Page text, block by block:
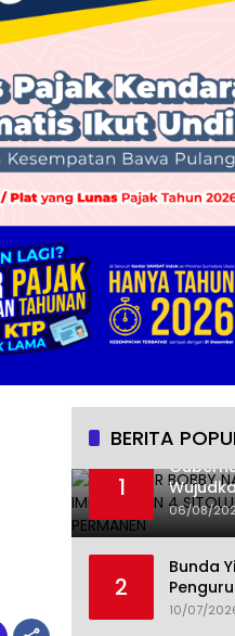
BERITA
1
Sitolu
06/08/
2
Bunda
10/07/